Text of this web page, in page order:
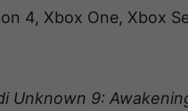
4, Xbox One, Xbox
Unknown 9: